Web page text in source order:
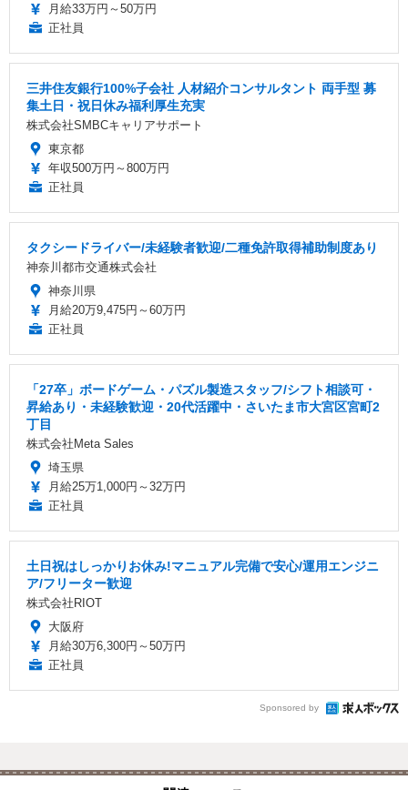
月給33万円～50万円
正社員
三井住友銀行100%子会社 人材紹介コンサルタント 両手型 募
集土日・祝日休み福利厚生充実
株式会社SMBCキャリアサポート
東京都
年収500万円～800万円
正社員
タクシードライバー/未経験者歓迎/二種免許取得補助制度あり
神奈川都市交通株式会社
神奈川県
月給20万9,475円～60万円
正社員
「27卒」ボードゲーム・パズル製造スタッフ/シフト相談可・
昇給あり・未経験歓迎・20代活躍中・さいたま市大宮区宮町2
丁目
株式会社Meta Sales
埼玉県
月給25万1,000円～32万円
正社員
土日祝はしっかりお休み!マニュアル完備で安心/運用エンジニ
ア/フリーター歓迎
株式会社RIOT
大阪府
月給30万6,300円～50万円
正社員
Sponsored by